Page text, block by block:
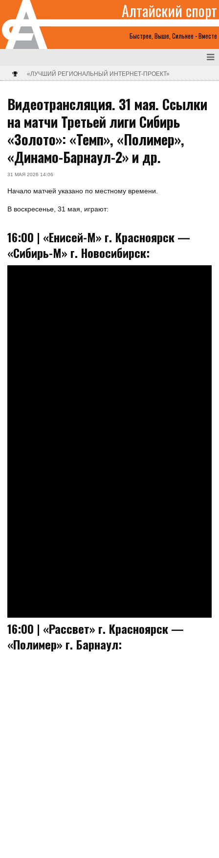
Быстрее, Выше, Сильнее - Вместе
Алтайский спорт
«ЛУЧШИЙ РЕГИОНАЛЬНЫЙ ИНТЕРНЕТ-ПРОЕКТ»
Видеотрансляция. 31 мая. Ссылки
на матчи Третьей лиги Сибирь
«Золото»: «Темп», «Полимер»,
«Динамо-Барнаул-2» и др.
31 МАЯ 2026 14:06
Начало матчей указано по местному времени.
В воскресенье, 31 мая, играют:
16:00 | «Енисей-М» г. Красноярск —
«Сибирь-М» г. Новосибирск:
16:00 | «Рассвет» г. Красноярск —
«Полимер» г. Барнаул: